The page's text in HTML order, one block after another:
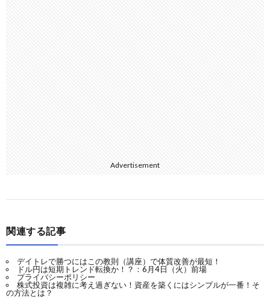
Advertisement
関連する記事
デイトレで勝つにはこの教則（講座）で体質改善が最短！
ドル円は短期トレンド転換か！？：6月4日（火）前場
プライバシーポリシー
株式投資は複雑に考え過ぎない！資産を築くにはシンプルが一番！そ
の方法とは？